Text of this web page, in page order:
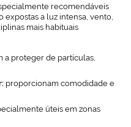
recomendáveis
expostas a luz intensa, vento,
mais habituais
a proteger de partículas,
proporcionam comodidade e
úteis em zonas